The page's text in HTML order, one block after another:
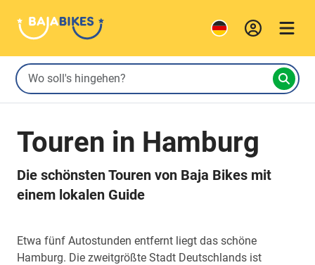
Touren in Hamburg
Die schönsten Touren von Baja Bikes mit
einem lokalen Guide
Etwa fünf Autostunden entfernt liegt das schöne
Hamburg. Die zweitgrößte Stadt Deutschlands ist